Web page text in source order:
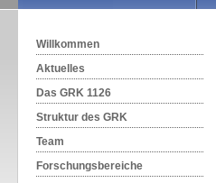
Willkommen
Aktuelles
Das GRK 1126
Struktur des GRK
Team
Forschungsbereiche